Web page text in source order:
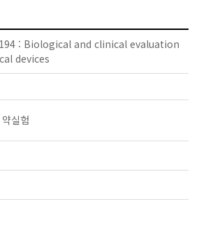
: Biological and clinical evaluation
devices
실험